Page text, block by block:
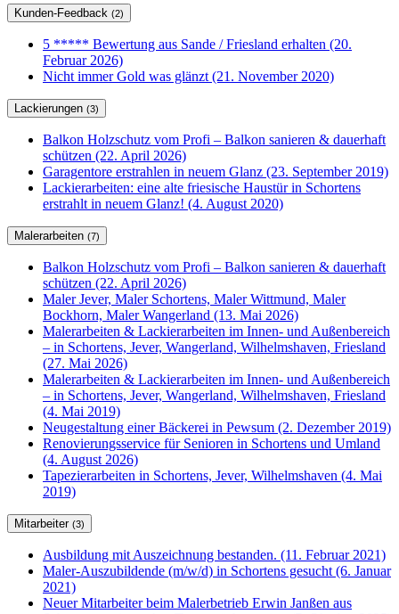
Kunden-Feedback (2)
5 ***** Bewertung aus Sande / Friesland erhalten (20.
Februar 2026)
Nicht immer Gold was glänzt (21. November 2020)
Lackierungen (3)
Balkon Holzschutz vom Profi – Balkon sanieren & dauerhaft
schützen (22. April 2026)
Garagentore erstrahlen in neuem Glanz (23. September 2019)
Lackierarbeiten: eine alte friesische Haustür in Schortens
erstrahlt in neuem Glanz! (4. August 2020)
Malerarbeiten (7)
Balkon Holzschutz vom Profi – Balkon sanieren & dauerhaft
schützen (22. April 2026)
Maler Jever, Maler Schortens, Maler Wittmund, Maler
Bockhorn, Maler Wangerland (13. Mai 2026)
Malerarbeiten & Lackierarbeiten im Innen- und Außenbereich
– in Schortens, Jever, Wangerland, Wilhelmshaven, Friesland
(27. Mai 2026)
Malerarbeiten & Lackierarbeiten im Innen- und Außenbereich
– in Schortens, Jever, Wangerland, Wilhelmshaven, Friesland
(4. Mai 2019)
Neugestaltung einer Bäckerei in Pewsum (2. Dezember 2019)
Renovierungsservice für Senioren in Schortens und Umland
(4. August 2026)
Tapezierarbeiten in Schortens, Jever, Wilhelmshaven (4. Mai
2019)
Mitarbeiter (3)
Ausbildung mit Auszeichnung bestanden. (11. Februar 2021)
Maler-Auszubildende (m/w/d) in Schortens gesucht (6. Januar
2021)
Neuer Mitarbeiter beim Malerbetrieb Erwin Janßen aus